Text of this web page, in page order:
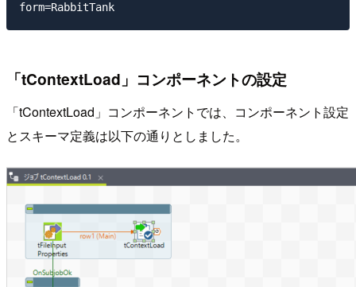
「tContextLoad」コンポーネントの設定
「tContextLoad」コンポーネントでは、コンポーネント設定
とスキーマ定義は以下の通りとしました。